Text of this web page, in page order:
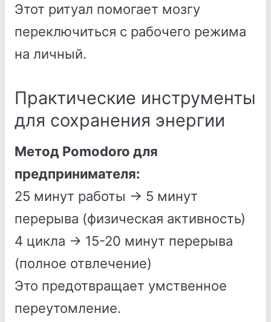
Этот ритуал помогает мозгу
переключиться с рабочего режима
на личный.
Практические инструменты
для сохранения энергии
Метод Pomodoro для
предпринимателя:
25 минут работы → 5 минут
перерыва (физическая активность)
4 цикла → 15-20 минут перерыва
(полное отвлечение)
Это предотвращает умственное
переутомление.